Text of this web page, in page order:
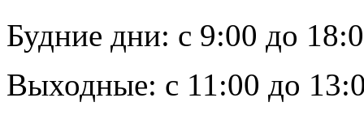
Будние дни: c 9:00 до
Выходные: с 11:00 до